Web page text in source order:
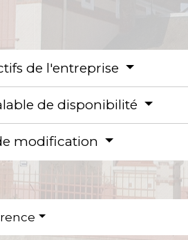
de l'entreprise
de disponibilité
modification